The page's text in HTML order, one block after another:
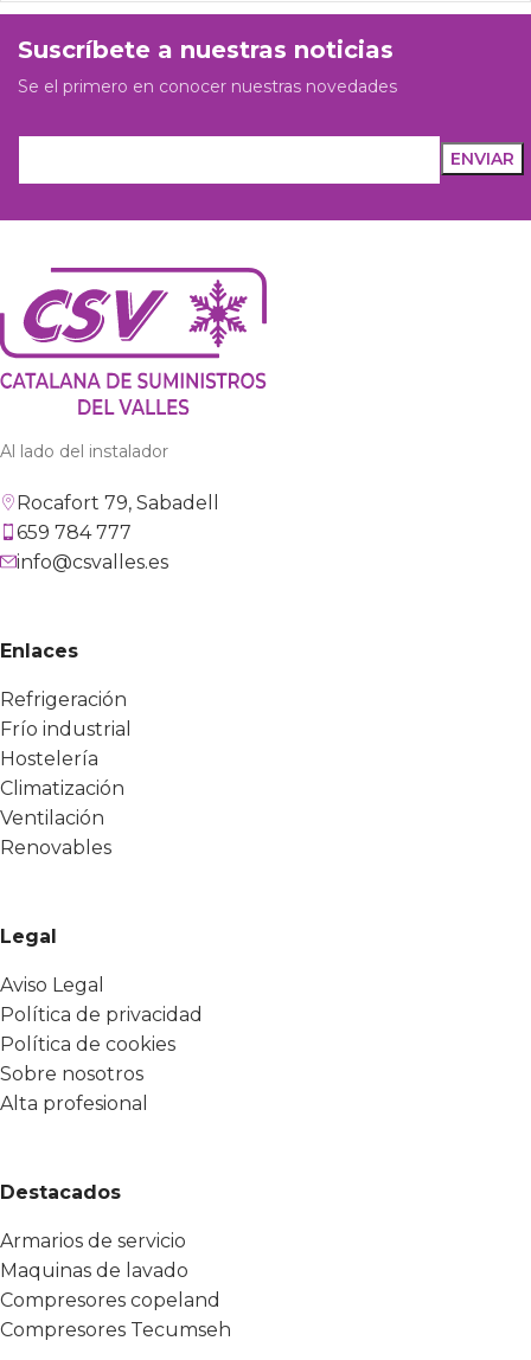
Suscríbete a nuestras noticias
Se el primero en conocer nuestras novedades
Al lado del instalador
Rocafort 79, Sabadell
659 784 777
info@csvalles.es
Enlaces
Refrigeración
Frío industrial
Hostelería
Climatización
Ventilación
Renovables
Legal
Aviso Legal
Política de privacidad
Política de cookies
Sobre nosotros
Alta profesional
Destacados
Armarios de servicio
Maquinas de lavado
Compresores copeland
Compresores Tecumseh